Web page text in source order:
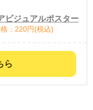
ビジュアルポスター
：220円(税込)
ら